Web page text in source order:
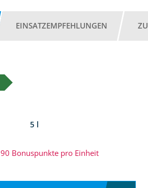
EINSATZEMPFEHLUNGEN
5 l
90 Bonuspunkte pro Einheit